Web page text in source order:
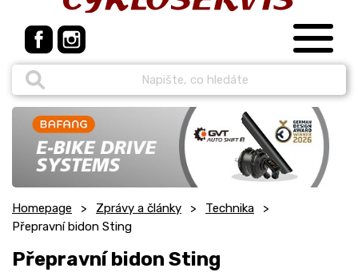
Homepage Zprávy a články
Technika
Přepravní bidon Sting
Přepravní bidon Sting